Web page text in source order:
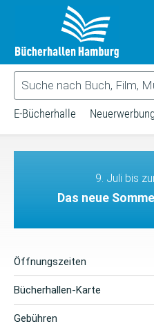
E-Bücherhalle
9. Juli bis
Das neue
Öffnungszeiten
Bücherhallen-Karte
Gebühren